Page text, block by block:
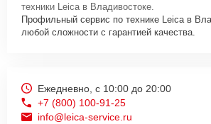
техники Leica в Владивостоке.
Профильный сервис по технике Leica в
любой сложности с гарантией качества.
Ежедневно, с 10:00 до 20:00
+7 (800) 100-91-25
info@leica-service.ru